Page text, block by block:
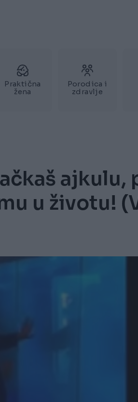
Praktična
žena
Porodica i
zdravlje
ajkulu,
u životu!